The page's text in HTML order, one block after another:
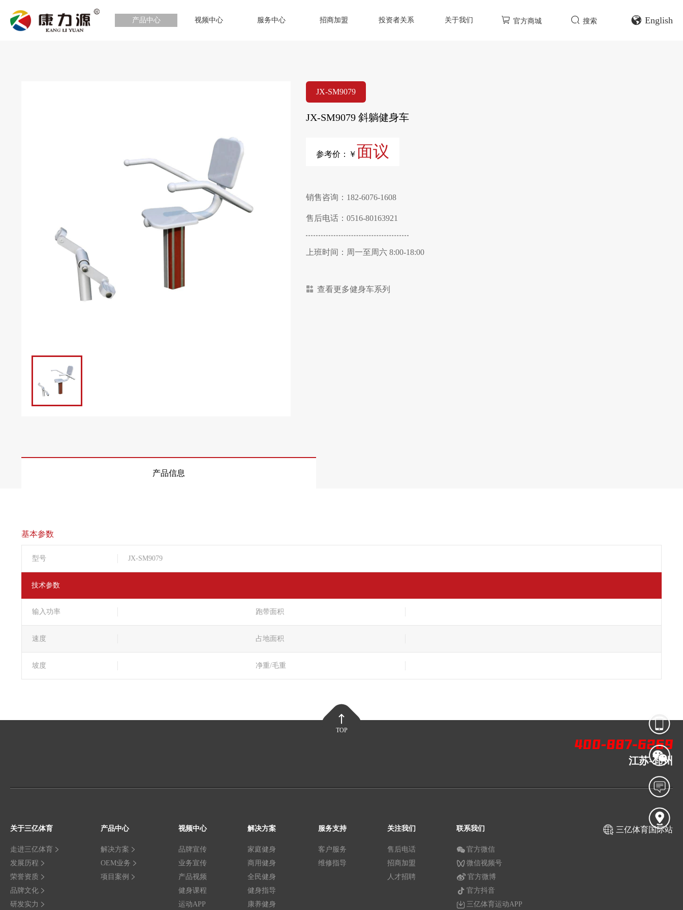
产品中心 视频中心 服务中心 招商加盟 投资者关系 关于我们 官方商城 搜索 English
JX-SM9079
JX-SM9079 斜躺健身车
参考价：￥面议
销售咨询：182-6076-1608
售后电话：0516-80163921
上班时间：周一至周六 8:00-18:00
查看更多健身车系列
产品信息
基本参数
型号 JX-SM9079
技术参数
输入功率 跑带面积
速度 占地面积
坡度 净重/毛重
TOP
江苏-邳州
关于三亿体育
走进三亿体育
发展历程
荣誉资质
品牌文化
研发实力
产品中心
解决方案
OEM业务
项目案例
视频中心
品牌宣传
业务宣传
产品视频
健身课程
运动APP
解决方案
家庭健身
商用健身
全民健身
健身指导
康养健身
服务支持
客户服务
维修指导
关注我们
售后电话
招商加盟
人才招聘
联系我们
官方微信
微信视频号
官方微博
官方抖音
三亿体育运动APP
三亿体育国际站